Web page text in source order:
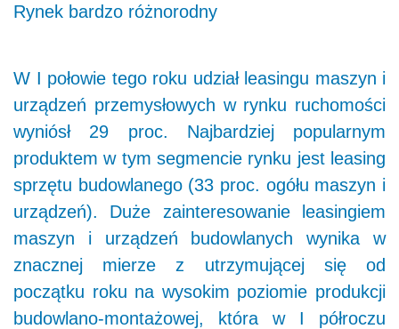
Rynek bardzo różnorodny
W I połowie tego roku udział leasingu maszyn i
urządzeń przemysłowych w rynku ruchomości
wyniósł 29 proc. Najbardziej popularnym
produktem w tym segmencie rynku jest leasing
sprzętu budowlanego (33 proc. ogółu maszyn i
urządzeń). Duże zainteresowanie leasingiem
maszyn i urządzeń budowlanych wynika w
znacznej mierze z utrzymującej się od
początku roku na wysokim poziomie produkcji
budowlano-montażowej, która w I półroczu